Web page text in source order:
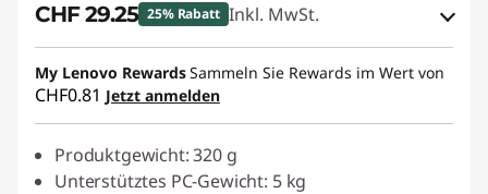
CHF 29.25 25% Rabatt Inkl. MwSt.
eCoupon-Rabatt :-CHF 9.75
eCoupon :SALES
My Lenovo RewardsSammeln Sie Rewards im Wert von
CHF0.81 Jetzt anmelden
Produktgewicht: 320 g
Unterstütztes PC-Gewicht: 5 kg